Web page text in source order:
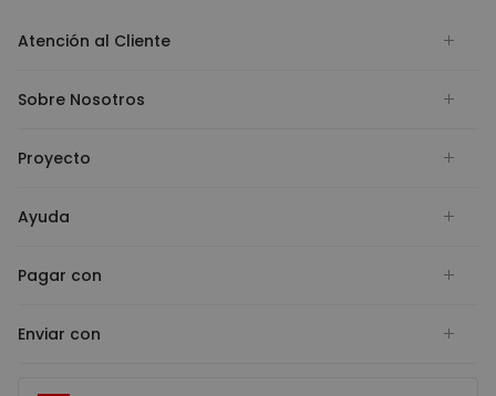
Atención al Cliente
Sobre Nosotros
Proyecto
Ayuda
Pagar con
Enviar con